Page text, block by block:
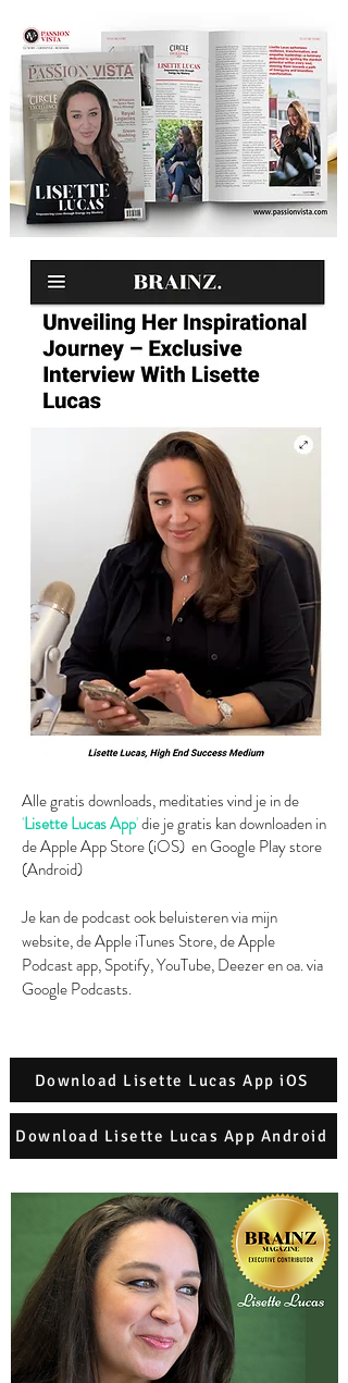
Alle gratis downloads, meditaties vind je in de
'Lisette Lucas App'die je gratis kan downloaden in
de Apple App Store (iOS) en Google Play store
(Android)
Je kan de podcast ook beluisteren via mijn
website, de Apple iTunes Store, de Apple
Podcast app, Spotify, YouTube, Deezer en oa. via
Google Podcasts.
Download Lisette Lucas App iOS
Download Lisette Lucas App Android